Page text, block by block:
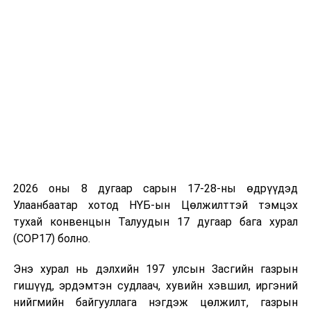
шалган нэвтрүүлэх, аюулгүй байдлыг нь хангах
хариуцлагатай албаа нэр төртэй биелүүлсэндээ
баяртай байгаагаа хэлэв.
Зэвсэгт хүчний 027 дугаар ангийн сэтгэлзүй, биеийн тамирын
2026 оны 8 дугаар сарын 17-28-ны өдрүүдэд
Улаанбаатар хотод НҮБ-ын Цөлжилттэй тэмцэх
тухай конвенцын Талуудын 17 дугаар бага хурал
(COP17) болно.
Энэ хурал нь дэлхийн 197 улсын Засгийн газрын
гишүүд, эрдэмтэн судлаач, хувийн хэвшил, иргэний
нийгмийн байгууллага нэгдэж цөлжилт, газрын